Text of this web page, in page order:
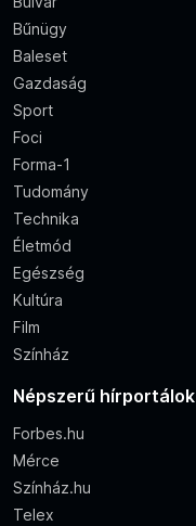
Bűnügy
Baleset
Gazdaság
Sport
Foci
Forma-1
Tudomány
Technika
Életmód
Egészség
Kultúra
Film
Színház
Népszerű hírportálok
Forbes.hu
Mérce
Színház.hu
Telex